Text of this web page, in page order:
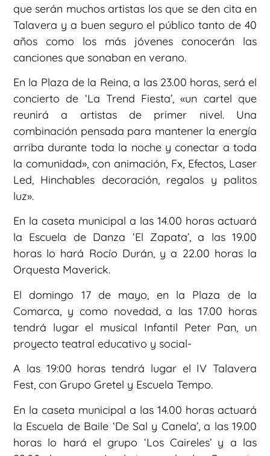
que serán muchos artistas los que se den cita en
Talavera y a buen seguro el público tanto de 40
años como los más jóvenes conocerán las
canciones que sonaban en verano.
En la Plaza de la Reina, a las 23.00 horas, será el
concierto de ‘La Trend Fiesta’, «un cartel que
reunirá a artistas de primer nivel. Una
combinación pensada para mantener la energía
arriba durante toda la noche y conectar a toda
la comunidad», con animación, Fx, Efectos, Laser
Led, Hinchables decoración, regalos y palitos
luz».
En la caseta municipal a las 14.00 horas actuará
la Escuela de Danza ‘El Zapata’, a las 19.00
horas lo hará Rocío Durán, y a 22.00 horas la
Orquesta Maverick.
El domingo 17 de mayo, en la Plaza de la
Comarca, y como novedad, a las 17.00 horas
tendrá lugar el musical Infantil Peter Pan, un
proyecto teatral educativo y social-
A las 19:00 horas tendrá lugar el IV Talavera
Fest, con Grupo Gretel y Escuela Tempo.
En la caseta municipal a las 14.00 horas actuará
la Escuela de Baile ‘De Sal y Canela’, a las 19.00
horas lo hará el grupo ‘Los Caireles’ y a las